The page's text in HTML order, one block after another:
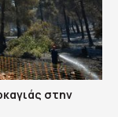
στην